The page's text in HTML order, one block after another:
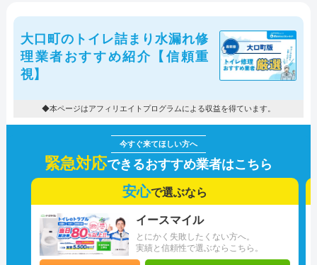
大口町のトイレ詰まり水漏れ修
理業者おすすめ紹介【信頼重
視】
◆本ページはアフィリエイトプログラムによる収益を得ています。
緊急対応できるおすすめ業者はこちら
安心で選ぶなら
とにかく失敗したくない方へ。
実績と信頼性で選ぶならこちら。
イースマイル